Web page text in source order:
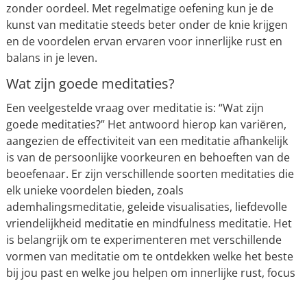
zonder oordeel. Met regelmatige oefening kun je de
kunst van meditatie steeds beter onder de knie krijgen
en de voordelen ervan ervaren voor innerlijke rust en
balans in je leven.
Wat zijn goede meditaties?
Een veelgestelde vraag over meditatie is: “Wat zijn
goede meditaties?” Het antwoord hierop kan variëren,
aangezien de effectiviteit van een meditatie afhankelijk
is van de persoonlijke voorkeuren en behoeften van de
beoefenaar. Er zijn verschillende soorten meditaties die
elk unieke voordelen bieden, zoals
ademhalingsmeditatie, geleide visualisaties, liefdevolle
vriendelijkheid meditatie en mindfulness meditatie. Het
is belangrijk om te experimenteren met verschillende
vormen van meditatie om te ontdekken welke het beste
bij jou past en welke jou helpen om innerlijke rust, focus